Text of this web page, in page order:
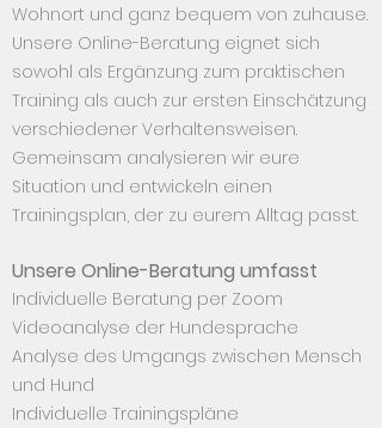
Wohnort und ganz bequem von zuhause.
Unsere Online-Beratung eignet sich
sowohl als Ergänzung zum praktischen
Training als auch zur ersten Einschätzung
verschiedener Verhaltensweisen.
Gemeinsam analysieren wir eure
Situation und entwickeln einen
Trainingsplan, der zu eurem Alltag passt.
Unsere Online-Beratung umfasst
Individuelle Beratung per Zoom
Videoanalyse der Hundesprache
Analyse des Umgangs zwischen Mensch
und Hund
Individuelle Trainingspläne